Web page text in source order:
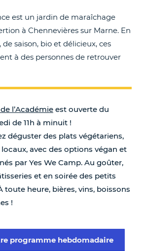
est un jardin de maraîchage
à Chennevières sur Marne. En
de saison, bio et délicieux, ces
à des personnes de retrouver
l’Académie est ouverte du
de 11h à minuit !
déguster des plats végétariens,
avec des options végan et
par Yes We Camp. Au goûter,
et en soirée des petits
toute heure, bières, vins, boissons
!
programme hebdomadaire